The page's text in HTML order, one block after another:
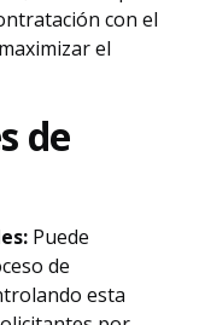
con el
el
de
Puede
de
esta